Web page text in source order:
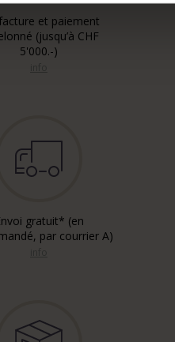
et paiement
(jusqu’à CHF
5'000.-)
gratuit* (en
par courrier A)